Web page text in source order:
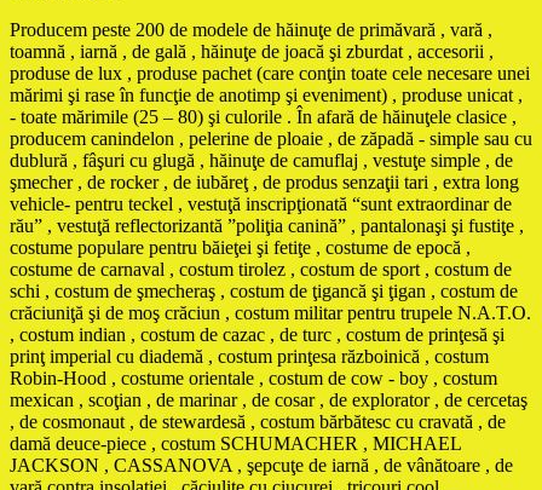
Producem peste 200 de modele de hăinuţe de primăvară , vară ,
toamnă , iarnă , de gală , hăinuţe de joacă şi zburdat , accesorii ,
produse de lux , produse pachet (care conţin toate cele necesare unei
mărimi şi rase în funcţie de anotimp şi eveniment) , produse unicat ,
- toate mărimile (25 – 80) şi culorile . În afară de hăinuţele clasice ,
producem canindelon , pelerine de ploaie , de zăpadă - simple sau cu
dublură , fâşuri cu glugă , hăinuţe de camuflaj , vestuţe simple , de
şmecher , de rocker , de iubăreţ , de produs senzaţii tari , extra long
vehicle- pentru teckel , vestuţă inscripţionată “sunt extraordinar de
rău” , vestuţă reflectorizantă ”poliţia canină” , pantalonaşi şi fustiţe ,
costume populare pentru băieţei şi fetiţe , costume de epocă ,
costume de carnaval , costum tirolez , costum de sport , costum de
schi , costum de şmecheraş , costum de ţigancă şi ţigan , costum de
crăciuniţă şi de moş crăciun , costum militar pentru trupele N.A.T.O.
, costum indian , costum de cazac , de turc , costum de prinţesă şi
prinţ imperial cu diademă , costum prinţesa războinică , costum
Robin-Hood , costume orientale , costum de cow - boy , costum
mexican , scoţian , de marinar , de cosar , de explorator , de cercetaş
, de cosmonaut , de stewardesă , costum bărbătesc cu cravată , de
damă deuce-piece , costum SCHUMACHER , MICHAEL
JACKSON , CASSANOVA , şepcuţe de iarnă , de vânătoare , de